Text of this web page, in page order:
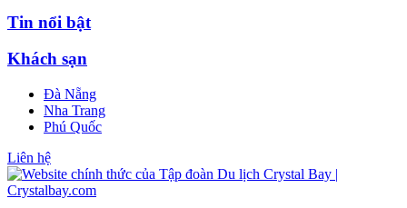
Tin nổi bật
Khách sạn
Đà Nẵng
Nha Trang
Phú Quốc
Liên hệ